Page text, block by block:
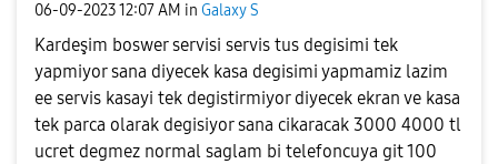
‎06-09-202312:07 AM in Galaxy S
Kardeşim boswer servisi servis tus degisimi tek
yapmiyor sana diyecek kasa degisimi yapmamiz lazim
ee servis kasayi tek degistirmiyor diyecek ekran ve kasa
tek parca olarak degisiyor sana cikaracak 3000 4000 tl
ucret degmez normal saglam bi telefoncuya git 100